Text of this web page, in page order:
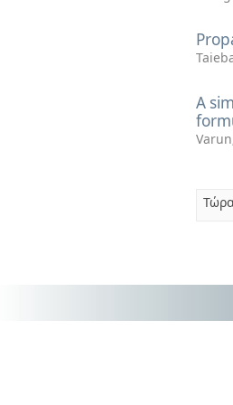
A
Varun